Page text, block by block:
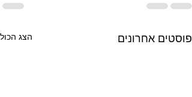
פוסטים אחרונים הצג הכול